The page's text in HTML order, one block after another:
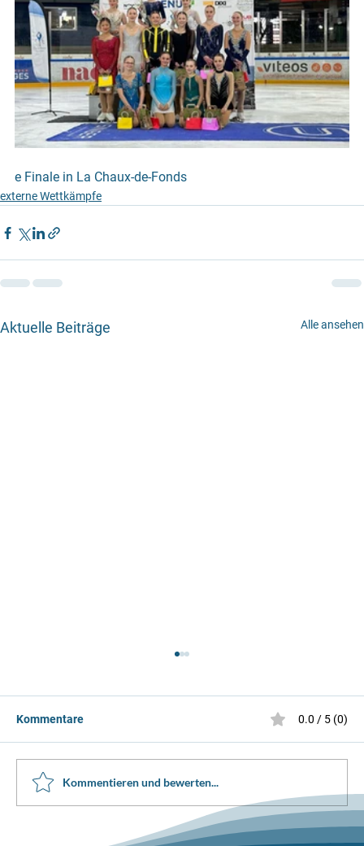
e Finale in La Chaux-de-Fonds
externe Wettkämpfe
Aktuelle Beiträge Alle ansehen
Solo Eistanz Wettkampf Dolder 2026
Kommentare 0.0 / 5 (0)
Kommentieren und bewerten...